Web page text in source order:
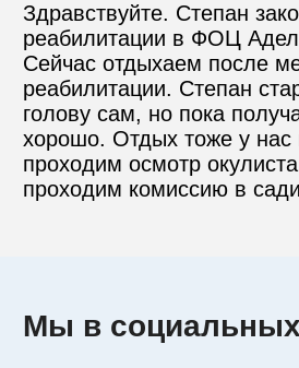
e-mail для связи
info@angel-
Здравствуйте. Степан
реабилитации в ФОЦ
Сейчас отдыхаем после
реабилитации. Степан
голову сам, но пока
хорошо. Отдых тоже у нас
проходим осмотр
проходим комиссию в
Мы в социальных